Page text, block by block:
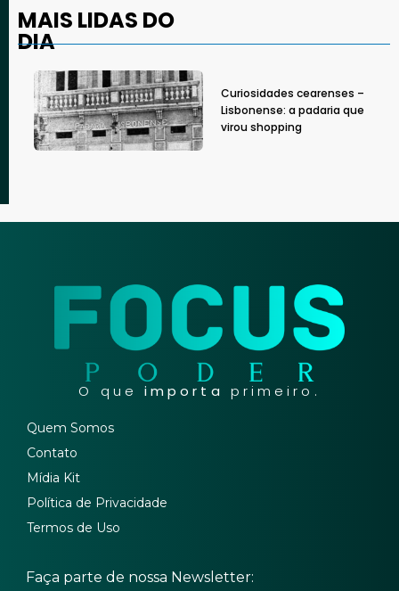
MAIS LIDAS DO
DIA
Curiosidades cearenses –
Lisbonense: a padaria que
virou shopping
O que importa primeiro.
Quem Somos
Contato
Mídia Kit
Política de Privacidade
Termos de Uso
Faça parte de nossa Newsletter: